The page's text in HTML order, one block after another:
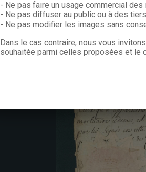
- Ne pas faire un usage commercial
- Ne pas diffuser au public ou à des
- Ne pas modifier les images sans
Dans le cas contraire, nous vous
souhaitée parmi celles proposées et le